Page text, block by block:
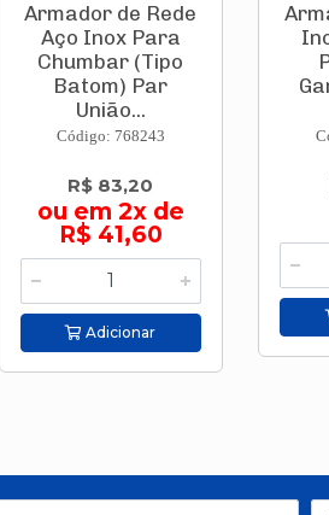
Armador de Rede
Aço Inox Para
Chumbar (Tipo
Batom) Par
União...
Código: 768243
R$ 83,20
ou em 2x de
R$ 41,60
Adicionar